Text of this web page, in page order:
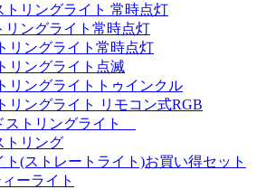
トリングライト 常時点灯
リングライト常時点灯
リングライト常時点灯
リングライト点滅
リングライトトゥインクル
リングライト リモコン式RGB
ストリングライト
トリング
ト(ストレートライト)お買い得セット
ーライト